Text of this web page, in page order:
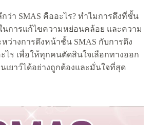
ว่า SMAS คืออะไร? ทำไมการดึงที่ชั้น
นการแก้ไขความหย่อนคล้อย และความ
ว่างการดึงหน้าชั้น SMAS กับการดึง
ไร เพื่อให้ทุกคนตัดสินใจเลือกทางออก
เยาว์ได้อย่างถูกต้องและมั่นใจที่สุด